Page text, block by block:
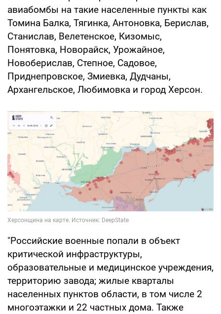
авиабомбы на такие населенные пункты как
Томина Балка, Тягинка, Антоновка, Берислав,
Станислав, Велетенское, Кизомыс,
Понятовка, Новорайск, Урожайное,
Новоберислав, Степное, Садовое,
Приднепровское, Змиевка, Дудчаны,
Архангельское, Любимовка и город Херсон.
"Российские военные попали в объект
критической инфраструктуры,
образовательные и медицинское учреждения,
территорию завода; жилые кварталы
населенных пунктов области, в том числе 2
многоэтажки и 22 частных дома. Также